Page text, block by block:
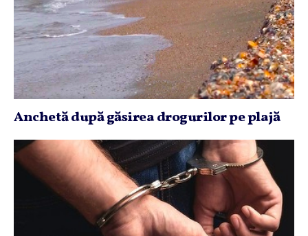
Anchetă după găsirea drogurilor pe plajă